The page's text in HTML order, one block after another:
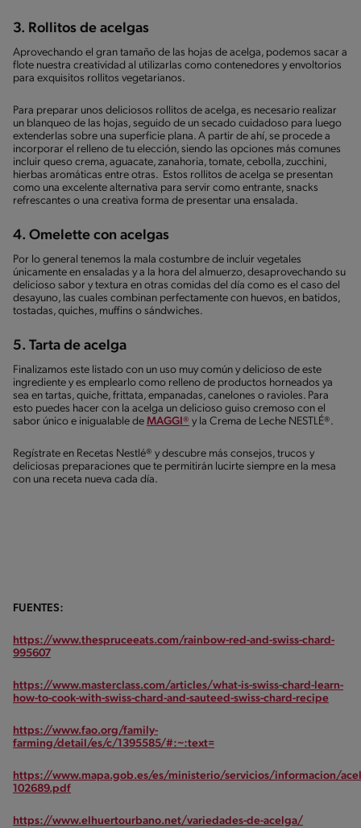
3. Rollitos de acelgas
Aprovechando el gran tamaño de las hojas de acelga, podemos sacar a
flote nuestra creatividad al utilizarlas como contenedores y envoltorios
para exquisitos rollitos vegetarianos.
Para preparar unos deliciosos rollitos de acelga, es necesario realizar
un blanqueo de las hojas, seguido de un secado cuidadoso para luego
extenderlas sobre una superficie plana. A partir de ahí, se procede a
incorporar el relleno de tu elección, siendo las opciones más comunes
incluir queso crema, aguacate, zanahoria, tomate, cebolla, zucchini,
hierbas aromáticas entre otras. Estos rollitos de acelga se presentan
como una excelente alternativa para servir como entrante, snacks
refrescantes o una creativa forma de presentar una ensalada.
4. Omelette con acelgas
Por lo general tenemos la mala costumbre de incluir vegetales
únicamente en ensaladas y a la hora del almuerzo, desaprovechando su
delicioso sabor y textura en otras comidas del día como es el caso del
desayuno, las cuales combinan perfectamente con huevos, en batidos,
tostadas, quiches, muffins o sándwiches.
5. Tarta de acelga
Finalizamos este listado con un uso muy común y delicioso de este
ingrediente y es emplearlo como relleno de productos horneados ya
sea en tartas, quiche, frittata, empanadas, canelones o ravioles. Para
esto puedes hacer con la acelga un delicioso guiso cremoso con el
sabor único e inigualable de MAGGI® y la Crema de Leche NESTLÉ®.
Regístrate en Recetas Nestlé® y descubre más consejos, trucos y
deliciosas preparaciones que te permitirán lucirte siempre en la mesa
con una receta nueva cada día.
FUENTES:
https://www.thespruceeats.com/rainbow-red-and-swiss-chard-
995607
https://www.masterclass.com/articles/what-is-swiss-chard-learn-
how-to-cook-with-swiss-chard-and-sauteed-swiss-chard-recipe
https://www.fao.org/family-
farming/detail/es/c/1395585/#:~:text=
https://www.mapa.gob.es/es/ministerio/servicios/informacion/
102689.pdf
https://www.elhuertourbano.net/variedades-de-acelga/